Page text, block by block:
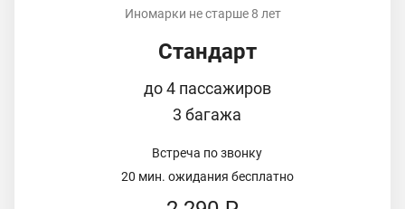
Иномарки не старше 8 лет
Стандарт
до 4 пассажиров
3 багажа
Встреча по звонку
20 мин. ожидания бесплатно